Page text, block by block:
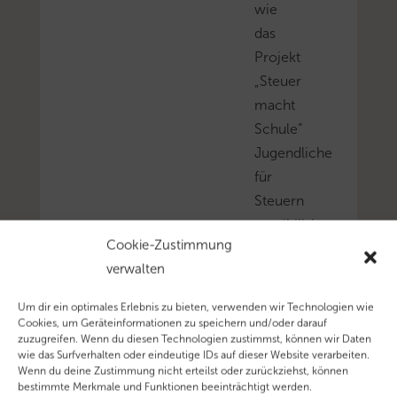
Cookie-Zustimmung
verwalten
Um dir ein optimales Erlebnis zu bieten, verwenden wir Technologien wie
Cookies, um Geräteinformationen zu speichern und/oder darauf
zuzugreifen. Wenn du diesen Technologien zustimmst, können wir Daten
wie das Surfverhalten oder eindeutige IDs auf dieser Website verarbeiten.
Wenn du deine Zustimmung nicht erteilst oder zurückziehst, können
bestimmte Merkmale und Funktionen beeinträchtigt werden.
wie
das
Projekt
„Steuer
macht
Schule“
Jugendliche
für
Steuern
sensibilisiert
Mehr
zum
Thema
‚Steuern’…